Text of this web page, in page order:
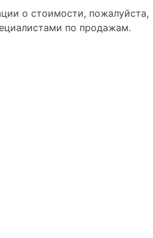
о стоимости, пожалуйста,
по продажам.